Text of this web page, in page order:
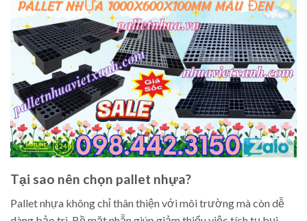
Tại sao nên chọn pallet nhựa?
Pallet nhựa không chỉ thân thiện với môi trường mà còn dễ